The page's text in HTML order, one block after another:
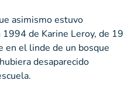
asimismo estuvo
de Karine Leroy, de 19
en el linde de un bosque
desaparecido